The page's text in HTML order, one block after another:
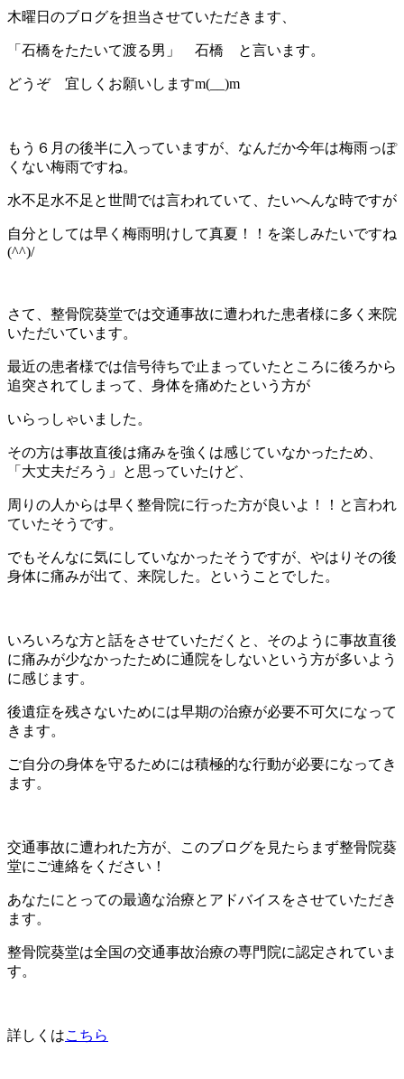
木曜日のブログを担当させていただきます、
「石橋をたたいて渡る男」 石橋 と言います。
どうぞ 宜しくお願いしますm(__)m
もう６月の後半に入っていますが、なんだか今年は梅雨っぽ
くない梅雨ですね。
水不足水不足と世間では言われていて、たいへんな時ですが
自分としては早く梅雨明けして真夏！！を楽しみたいですね
(^^)/
さて、整骨院葵堂では交通事故に遭われた患者様に多く来院
いただいています。
最近の患者様では信号待ちで止まっていたところに後ろから
追突されてしまって、身体を痛めたという方が
いらっしゃいました。
その方は事故直後は痛みを強くは感じていなかったため、
「大丈夫だろう」と思っていたけど、
周りの人からは早く整骨院に行った方が良いよ！！と言われ
ていたそうです。
でもそんなに気にしていなかったそうですが、やはりその後
身体に痛みが出て、来院した。ということでした。
いろいろな方と話をさせていただくと、そのように事故直後
に痛みが少なかったために通院をしないという方が多いよう
に感じます。
後遺症を残さないためには早期の治療が必要不可欠になって
きます。
ご自分の身体を守るためには積極的な行動が必要になってき
ます。
交通事故に遭われた方が、このブログを見たらまず整骨院葵
堂にご連絡をください！
あなたにとっての最適な治療とアドバイスをさせていただき
ます。
整骨院葵堂は全国の交通事故治療の専門院に認定されていま
す。
詳しくはこちら